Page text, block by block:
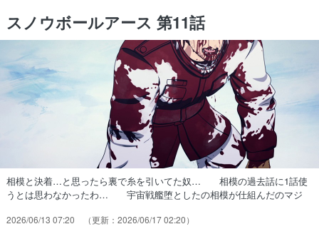
スノウボールアース 第11話
相模と決着…と思ったら裏で糸を引いてた奴… 相模の過去話に1話使
うとは思わなかったわ… 宇宙戦艦堕としたの相模が仕組んだのマジ
たい」引き続き新條明日役で… サガミ、お前だったのかお前と雪崩と
2026/06/13 07:20 2026/06/17 02:20